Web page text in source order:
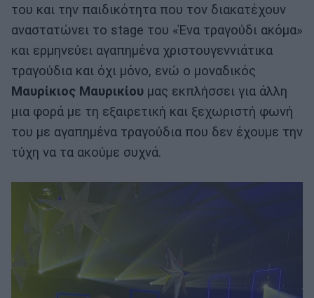
του και την παιδικότητα που τον διακατέχουν
αναστατώνει το stage του «Ένα τραγούδι ακόμα»
και ερμηνεύει αγαπημένα χριστουγεννιάτικα
τραγούδια και όχι μόνο, ενώ ο μοναδικός
Μαυρίκιος Μαυρικίου μας εκπλήσσει για άλλη
μια φορά με τη εξαιρετική και ξεχωριστή φωνή
του με αγαπημένα τραγούδια που δεν έχουμε την
τύχη να τα ακούμε συχνά.